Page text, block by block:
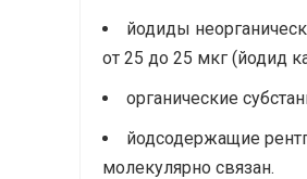
йодиды
от 25 до 25 мкг (йодид
органические
йодсодержащие
молекулярно связан.